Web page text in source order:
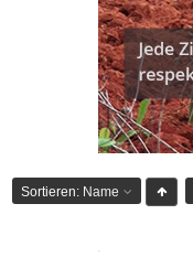
Sortieren: Name